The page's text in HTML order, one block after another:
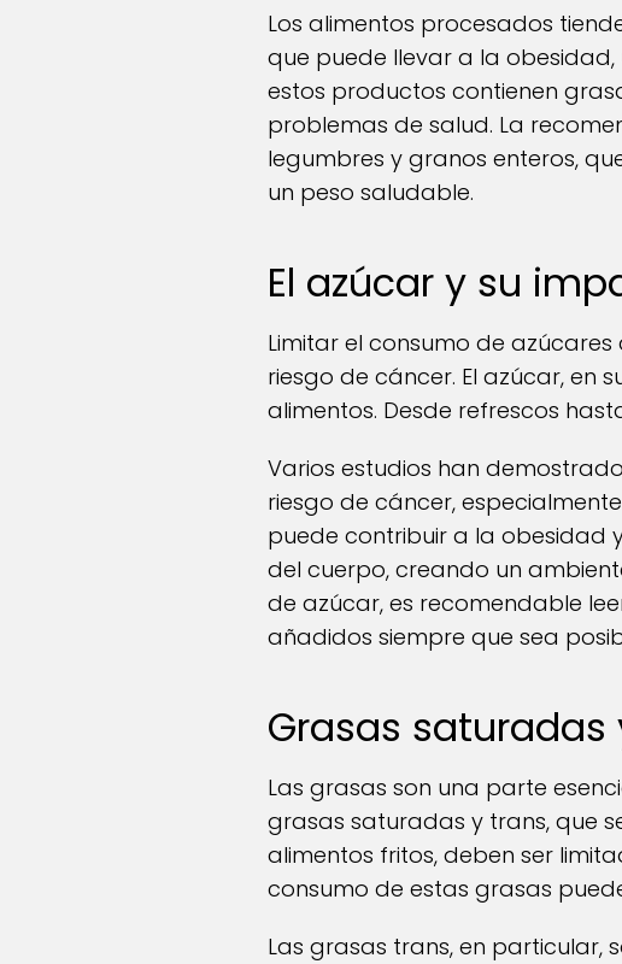
Los alimentos procesados
que puede llevar a la
estos productos contienen
problemas de salud. La
legumbres y granos enteros,
un peso saludable.
El azúcar y su
Limitar el consumo de
riesgo de cáncer. El azúcar, en
alimentos. Desde refrescos
Varios estudios han
riesgo de cáncer,
puede contribuir a la obesidad
del cuerpo, creando un
de azúcar, es recomendable
añadidos siempre que sea
Grasas
Las grasas son una parte
grasas saturadas y trans, que
alimentos fritos, deben ser
consumo de estas grasas
Las grasas trans, en particular,